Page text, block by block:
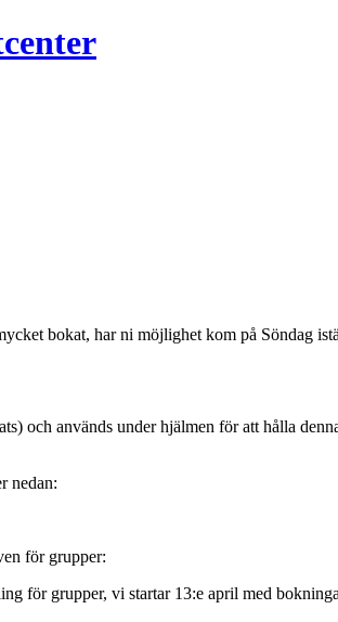
bokat, har ni möjlighet kom på Söndag
och används under hjälmen för att hålla
nedan:
för grupper:
för grupper, vi startar 13:e april med